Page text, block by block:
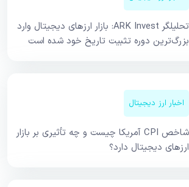
تحلیلگر ARK Invest: بازار ارزهای دیجیتال وارد
بزرگ‌ترین دوره تثبیت تاریخ خود شده است
اخبار ارز دیجیتال
شاخص CPI آمریکا چیست و چه تأثیری بر بازار
ارزهای دیجیتال دارد؟